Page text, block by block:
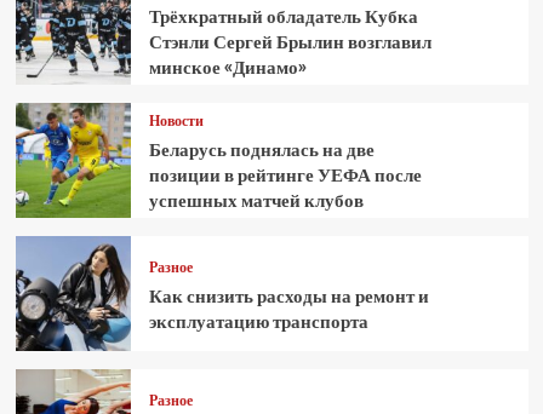
Трёхкратный обладатель Кубка
Стэнли Сергей Брылин возглавил
минское «Динамо»
Новости
Беларусь поднялась на две
позиции в рейтинге УЕФА после
успешных матчей клубов
Разное
Как снизить расходы на ремонт и
эксплуатацию транспорта
Разное